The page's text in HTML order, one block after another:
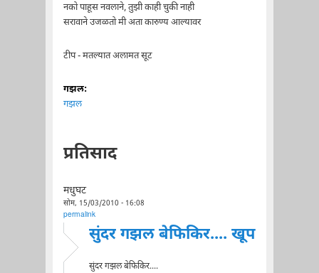
नको पाहूस नवलाने, तुझी काही चुकी नाही
सरावाने उजळतो मी अता कारुण्य आल्यावर
टीप - मतल्यात अलामत सूट
गझल:
गझल
प्रतिसाद
मधुघट
सोम, 15/03/2010 - 16:08
permalink
सुंदर गझल बेफिकिर.... खूप
सुंदर गझल बेफिकिर....